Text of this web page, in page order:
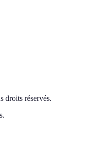
droits réservés.